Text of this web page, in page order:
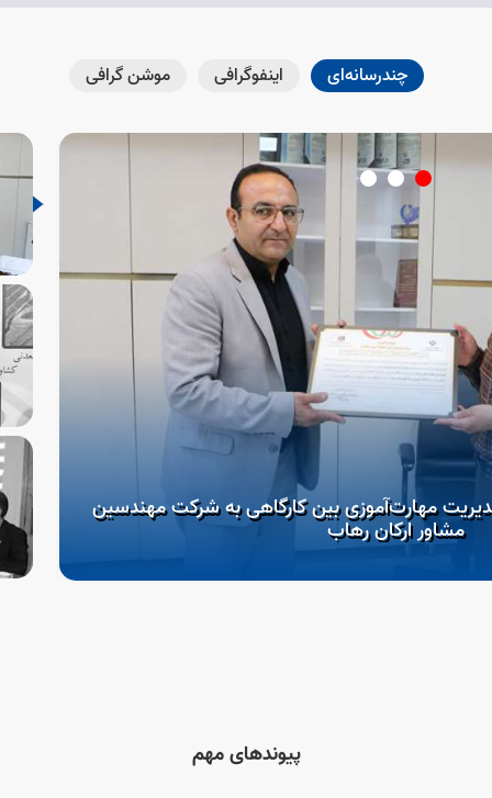
چندرسانه‌ای اینفوگرافی موشن گرافی
مهارت‌آموزی بین کارگاهی به شرکت مهندسین
مشاور ارکان رهاب
پیوندهای مهم